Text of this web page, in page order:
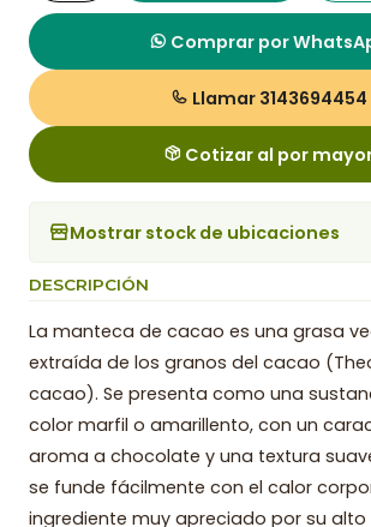
Comprar por
Llamar 3143694454
Cotizar al por
Mostrar stock de ubicaciones
DESCRIPCIÓN
La manteca de cacao es una grasa
extraída de los granos del cacao
cacao). Se presenta como una
color marfil o amarillento, con un
aroma a chocolate y una textura
se funde fácilmente con el calor
ingrediente muy apreciado por su